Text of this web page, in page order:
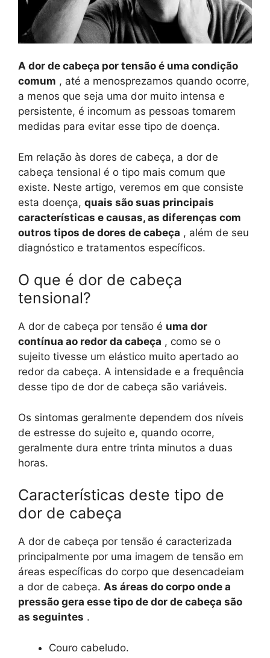
A dor de cabeça por tensão é uma condição
comum , até a menosprezamos quando ocorre,
a menos que seja uma dor muito intensa e
persistente, é incomum as pessoas tomarem
medidas para evitar esse tipo de doença.
Em relação às dores de cabeça, a dor de
cabeça tensional é o tipo mais comum que
existe. Neste artigo, veremos em que consiste
esta doença, quais são suas principais
características e causas, as diferenças com
outros tipos de dores de cabeça , além de seu
diagnóstico e tratamentos específicos.
O que é dor de cabeça
tensional?
A dor de cabeça por tensão é uma dor
contínua ao redor da cabeça , como se o
sujeito tivesse um elástico muito apertado ao
redor da cabeça. A intensidade e a frequência
desse tipo de dor de cabeça são variáveis.
Os sintomas geralmente dependem dos níveis
de estresse do sujeito e, quando ocorre,
geralmente dura entre trinta minutos a duas
horas.
Características deste tipo de
dor de cabeça
A dor de cabeça por tensão é caracterizada
principalmente por uma imagem de tensão em
áreas específicas do corpo que desencadeiam
a dor de cabeça. As áreas do corpo onde a
pressão gera esse tipo de dor de cabeça são
as seguintes .
Couro cabeludo.